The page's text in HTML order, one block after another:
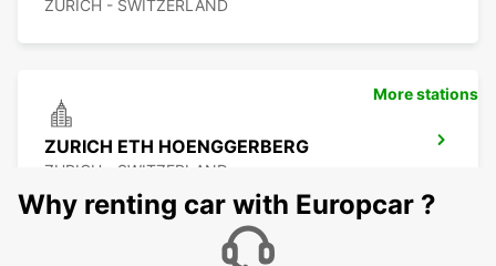
ZURICH - SWITZERLAND
ZURICH ETH HOENGGERBERG
ZURICH - SWITZERLAND
More stations
Why renting car with Europcar ?